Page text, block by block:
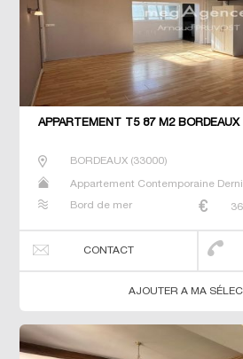
APPARTEMENT T5 87 M2 BORDEAUX
BORDEAUX(33000)
Appartement Contemporaine
Bord de mer
CONTACT
AJOUTER A MA